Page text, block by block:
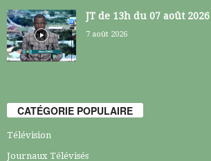
JT de 13h du 07 août 2026
7 août 2026
CATÉGORIE POPULAIRE
Télévision
Journaux Télévisés